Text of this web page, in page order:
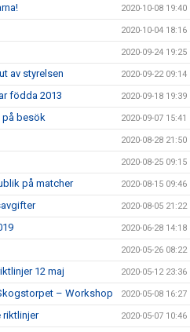
2020-10-08 19:40
2020-10-04 18:16
2020-09-24 19:25
av styrelsen 2020-09-22 09:14
födda 2013 2020-09-18 19:39
på besök 2020-09-07 15:41
2020-08-28 21:50
2020-08-25 09:15
på matcher 2020-08-15 09:46
2020-08-05 21:22
2020-06-28 14:18
2020-05-26 08:22
12 maj 2020-05-12 23:36
– Workshop 2020-05-08 16:27
riktlinjer 2020-05-07 10:46